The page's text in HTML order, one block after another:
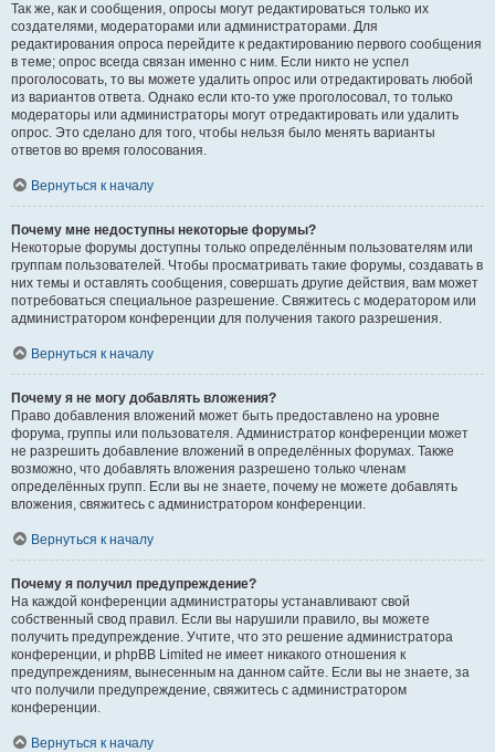
Так же, как и сообщения, опросы могут редактироваться только их
создателями, модераторами или администраторами. Для
редактирования опроса перейдите к редактированию первого сообщения
в теме; опрос всегда связан именно с ним. Если никто не успел
проголосовать, то вы можете удалить опрос или отредактировать любой
из вариантов ответа. Однако если кто-то уже проголосовал, то только
модераторы или администраторы могут отредактировать или удалить
опрос. Это сделано для того, чтобы нельзя было менять варианты
ответов во время голосования.
Вернуться к началу
Почему мне недоступны некоторые форумы?
Некоторые форумы доступны только определённым пользователям или
группам пользователей. Чтобы просматривать такие форумы, создавать в
них темы и оставлять сообщения, совершать другие действия, вам может
потребоваться специальное разрешение. Свяжитесь с модератором или
администратором конференции для получения такого разрешения.
Вернуться к началу
Почему я не могу добавлять вложения?
Право добавления вложений может быть предоставлено на уровне
форума, группы или пользователя. Администратор конференции может
не разрешить добавление вложений в определённых форумах. Также
возможно, что добавлять вложения разрешено только членам
определённых групп. Если вы не знаете, почему не можете добавлять
вложения, свяжитесь с администратором конференции.
Вернуться к началу
Почему я получил предупреждение?
На каждой конференции администраторы устанавливают свой
собственный свод правил. Если вы нарушили правило, вы можете
получить предупреждение. Учтите, что это решение администратора
конференции, и phpBB Limited не имеет никакого отношения к
предупреждениям, вынесенным на данном сайте. Если вы не знаете, за
что получили предупреждение, свяжитесь с администратором
конференции.
Вернуться к началу